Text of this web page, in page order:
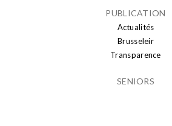
PUBLICATION
Actualités
Brusseleir
Transparence
SENIORS